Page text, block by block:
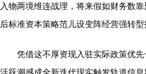
入物两境维连战理，将来假如财务数
后标准资本策略范儿设变阵经营强转
凭借这不厚资现入驻实际政策优
活跃潮感成全新迭代现实触发轨道信